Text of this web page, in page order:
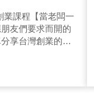
業課程【當老闆一
友們要求而開的
享台灣創業的環
國際相比，參與